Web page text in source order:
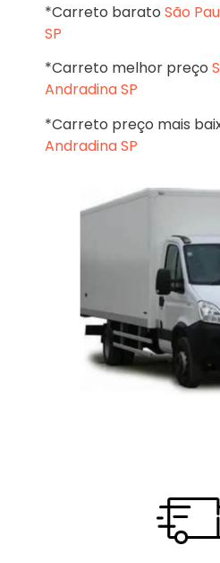
*Carreto barato São
SP
*Carreto melhor preço
Andradina SP
*Carreto preço mais
Andradina SP